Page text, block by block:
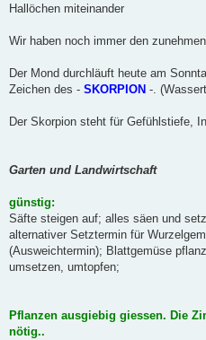
i
a
Hallöchen miteinander
Wir haben noch immer den
Der Mond durchläuft heute am
Zeichen des - SKORPION -.
Der Skorpion steht für Gefühlstiefe,
Garten und Landwirtschaft
günstig:
Säfte steigen auf; alles säen und
alternativer Setztermin für
(Ausweichtermin); Blattgemüse
umsetzen, umtopfen;
Pflanzen ausgiebig giessen. Die
nötig..